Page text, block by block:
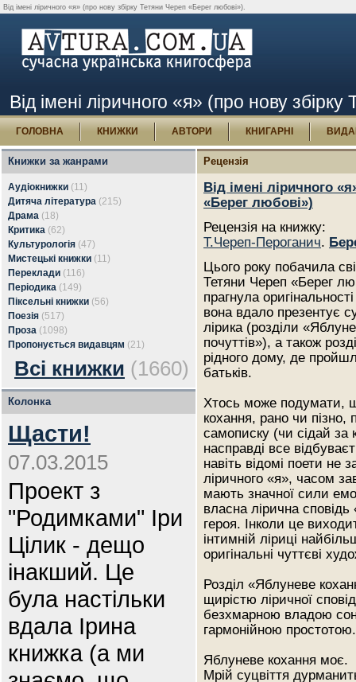
Від імені ліричного «я» (про нову збірку Тетяни Череп «Берег любові»).
Від імені ліричного «я» (про нову
ГОЛОВНА КНИЖКИ АВТОРИ КНИГАРНІ
Книжки за жанрами
Аудіокнижки (11)
Дитяча література (215)
Драма (18)
Критика (62)
Культурологія (47)
Мистецькі книжки (11)
Переклади (116)
Періодика (149)
Піксельні книжки (56)
Поезія (517)
Проза (1098)
Пропонується видавцям (21)
Всі книжки (1660)
Колонка
Щасти!
07.03.2015
Проект з
"Родимками" Іри
Цілик - дещо
інакший. Це
була настільки
вдала Ірина
книжка (а ми
Рецензія
Від імені ліричного
«Берег любові»)
Рецензія на книжку:
Т.Череп-Пероганич.
Цього року побачила
Тетяни Череп «Берег
прагнула
вона вдало презентує
лірика (розділи
почуттів»), а також
рідного дому, де
батьків.
Хтось може подумати,
кохання, рано чи
самописку (чи сідай за
насправді все
навіть відомі поети не
ліричного «я», часом
мають значної сили
власна лірична сповідь
героя. Інколи це
інтимній ліриці
оригінальні чуттєві
Розділ «Яблуневе
щирістю ліричної
безхмарною владою
гармонійною
Яблуневе кохання моє.
Мрій суцвіття